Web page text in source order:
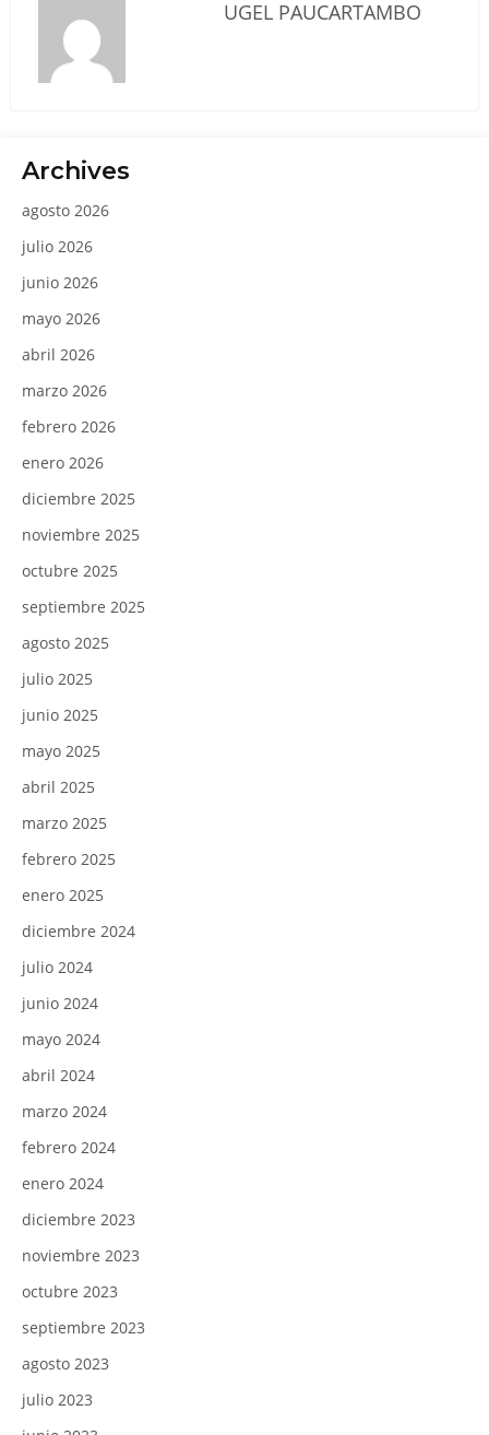
UGEL PAUCARTAMBO
Archives
agosto 2026
julio 2026
junio 2026
mayo 2026
abril 2026
marzo 2026
febrero 2026
enero 2026
diciembre 2025
noviembre 2025
octubre 2025
septiembre 2025
agosto 2025
julio 2025
junio 2025
mayo 2025
abril 2025
marzo 2025
febrero 2025
enero 2025
diciembre 2024
julio 2024
junio 2024
mayo 2024
abril 2024
marzo 2024
febrero 2024
enero 2024
diciembre 2023
noviembre 2023
octubre 2023
septiembre 2023
agosto 2023
julio 2023